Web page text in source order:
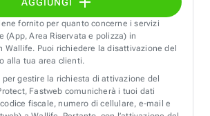
fornito per quanto concerne i servizi
(App, Area Riservata e polizza) in
Wallife. Puoi richiedere la disattivazione del
alla tua area clienti.
gestire la richiesta di attivazione del
Fastweb comunicherà i tuoi dati
fiscale, numero di cellulare, e-mail e